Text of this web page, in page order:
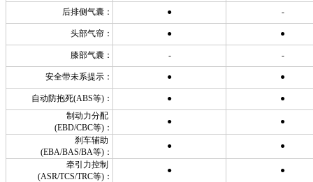
后排侧气囊： ● -
头部气帘： ● ●
膝部气囊： - -
安全带未系提示： ● ●
自动防抱死(ABS等)： ●
●
制动力分配
(EBD/CBC等)：
●
●
刹车辅助
(EBA/BAS/BA等)：
●
●
牵引力控制
(ASR/TCS/TRC等)：
●
●